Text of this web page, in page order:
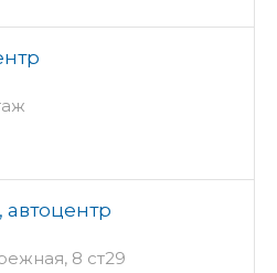
8 ст29